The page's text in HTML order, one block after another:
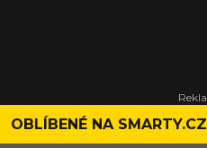
OBLÍBENÉ NA SMARTY.CZ